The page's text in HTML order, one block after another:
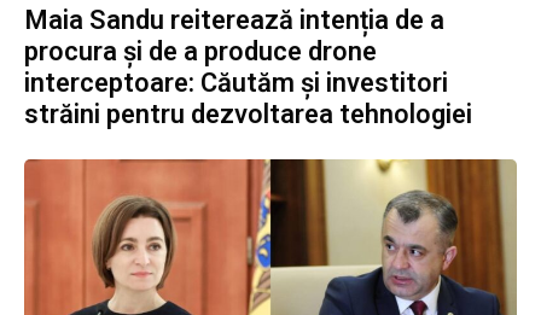
Maia Sandu reiterează intenția de a
procura și de a produce drone
interceptoare: Căutăm și investitori
străini pentru dezvoltarea tehnologiei